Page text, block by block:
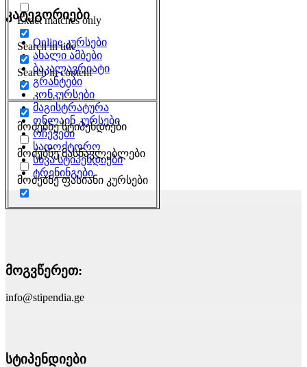
Exact matches only
Search in title
Search in content
მოძებნე სტიპენდიები
მოძებნე მასწავლებლები
მოძებნე ფასიანი კურსები
კატეგორიები
Online კურსები
ახალი ამბები
ბაკალავრიატი
გრანტები
კონკურსები
მაგისტრატურა
ონლაინ კურსები
რჩევები
სადოქტორო
სხვა სტიპენდიები
ტრენინგები
მოგვწერეთ:
info@stipendia.ge
სტიპენდიები